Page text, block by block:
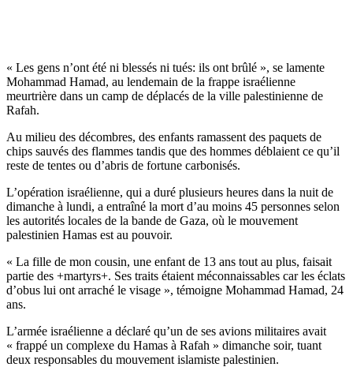
« Les gens n’ont été ni blessés ni tués: ils ont brûlé », se lamente
Mohammad Hamad, au lendemain de la frappe israélienne
meurtrière dans un camp de déplacés de la ville palestinienne de
Rafah.
Au milieu des décombres, des enfants ramassent des paquets de
chips sauvés des flammes tandis que des hommes déblaient ce qu’il
reste de tentes ou d’abris de fortune carbonisés.
L’opération israélienne, qui a duré plusieurs heures dans la nuit de
dimanche à lundi, a entraîné la mort d’au moins 45 personnes selon
les autorités locales de la bande de Gaza, où le mouvement
palestinien Hamas est au pouvoir.
« La fille de mon cousin, une enfant de 13 ans tout au plus, faisait
partie des +martyrs+. Ses traits étaient méconnaissables car les éclats
d’obus lui ont arraché le visage », témoigne Mohammad Hamad, 24
ans.
L’armée israélienne a déclaré qu’un de ses avions militaires avait
« frappé un complexe du Hamas à Rafah » dimanche soir, tuant
deux responsables du mouvement islamiste palestinien.